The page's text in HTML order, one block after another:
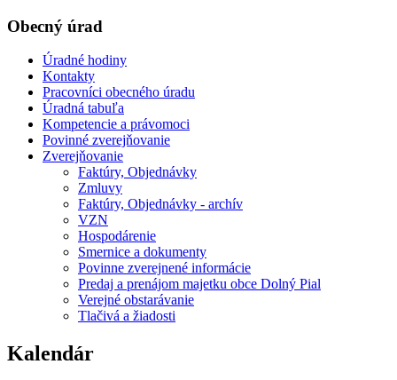
Obecný úrad
Úradné hodiny
Kontakty
Pracovníci obecného úradu
Úradná tabuľa
Kompetencie a právomoci
Povinné zverejňovanie
Zverejňovanie
Faktúry, Objednávky
Zmluvy
Faktúry, Objednávky - archív
VZN
Hospodárenie
Smernice a dokumenty
Povinne zverejnené informácie
Predaj a prenájom majetku obce Dolný Pial
Verejné obstarávanie
Tlačivá a žiadosti
Kalendár